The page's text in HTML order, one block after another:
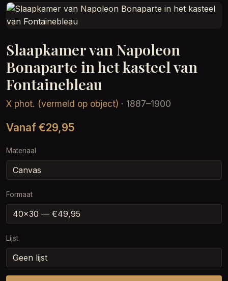
Slaapkamer van Napoleon
Bonaparte in het kasteel van
Fontainebleau
X phot. (vermeld op object) · 1887–1900
Vanaf €29,95
Materiaal
Formaat
Lijst